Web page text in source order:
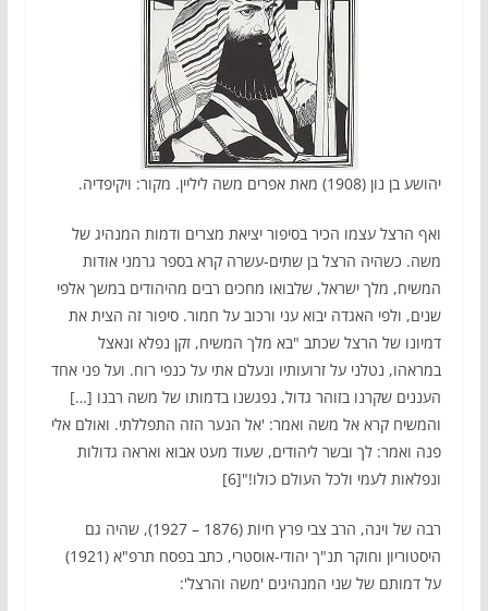
יהושע בן נון (1908) מאת אפרים משה ליליין. מקור: ויקיפדיה.
ואף הרצל עצמו הכיר בסיפור יציאת מצרים ודמות המנהיג של
משה. כשהיה הרצל בן שתים-עשרה קרא בספר גרמני אודות
המשיח, מלך ישראל, שלבואו מחכים רבים מהיהודים במשך אלפי
שנים, ולפי האגדה יבוא עני ורכוב על חמור. סיפור זה הצית את
דמיונו של הרצל שכתב "בא מלך המשיח, זקן נפלא ונאצל
במראהו, נטלני על זרועותיו ונעלם אתי על כנפי רוח. ועל פני אחד
העננים שקרנו בזוהר גדול, נפגשנו בדמותו של משה רבנו […]
והמשיח קרא אל משה ואמר: 'אל הנער הזה התפללתי. ואולם אלי
פנה ואמר: לך ובשר ליהודים, שעוד מעט אבוא ואראה גדולות
ונפלאות לעמי ולכל העולם כולו!"[6]
רבה של וינה, הרב צבי פרץ חיוֹת (1876 – 1927), שהיה גם
היסטוריון וחוקר תנ"ך יהודי-אוסטרי, כתב בפסח תרפ"א (1921)
על דמותם של שני המנהיגים 'משה והרצל':